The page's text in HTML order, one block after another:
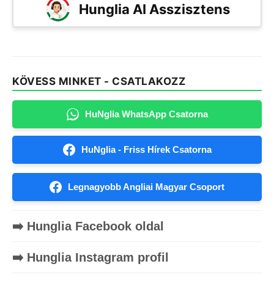
Hunglia AI Asszisztens
KÖVESS MINKET - CSATLAKOZZ
HuNglia WhatsApp Csatorna
HuNglia - Friss Hírek Csatorna
Legnagyobb Angliai Magyar Csoport
➡️ Hunglia Facebook oldal
➡️ Hunglia Instagram profil